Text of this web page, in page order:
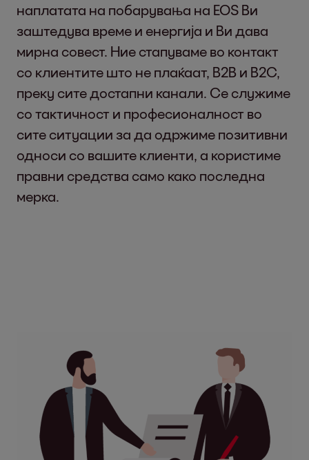
наплатата на побарувања на EOS Ви
заштедува време и енергија и Ви дава
мирна совест. Ние стапуваме во контакт
со клиентите што не плаќаат, B2B и B2C,
преку сите достапни канали. Се служиме
со тактичност и професионалност во
сите ситуации за да одржиме позитивни
односи со вашите клиенти, а користиме
правни средства само како последна
мерка.